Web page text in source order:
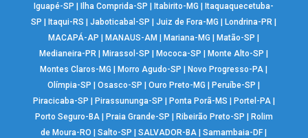
Iguapé-SP |Ilha Comprida-SP |Itabirito-MG |Itaquaquecetuba-
SP |Itaqui-RS |Jaboticabal-SP |Juiz de Fora-MG |Londrina-PR |
MACAPÁ-AP |MANAUS-AM |Mariana-MG |Matão-SP |
Medianeira-PR |Mirassol-SP |Mococa-SP |Monte Alto-SP |
Montes Claros-MG |Morro Agudo-SP |Novo Progresso-PA |
Olímpia-SP |Osasco-SP |Ouro Preto-MG |Peruíbe-SP |
Piracicaba-SP | Pirassununga-SP | Ponta Porã-MS | Portel-PA|
Porto Seguro-BA| Praia Grande-SP | Ribeirão Preto-SP | Rolim
de Moura-RO |Salto-SP |SALVADOR-BA |Samambaia-DF |